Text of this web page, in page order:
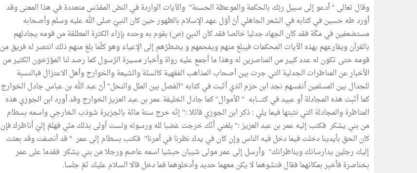
وقال تعالى " أدعو إلى سبيل ربّك بالحكمة والموعظة الحسنة" والآيات الواردة في النصّ المقدّس متعددة في هذا المعنى وقد
أورد طه حسين في كتابه في الشعر الجاهلي أنّ أوّل عهد الإسلام بالظهور حين كان النبيّ صلى الله عليه وسلم وأصحابه
مستضعفين في مكّة فقد كان الجهاد جدليا خالصا فقد كان النبيّ (ص) بقوم به وحده بإزاء الكثرة المطلقة من قومه يجادلهم
بالقرآن ويقارعهم بهذه الآيات المحكمات فيبلغ منهم ويفحمهم و يضطرّهم إلى الإعياء وهو كلّما بلغ منهم ذلك انتصر له فريق من
قومه حتى تكون له عدد كبير من المناصرين له وهذا ما أجمع عليه رواة وأخبار مسيرة الرّسول كما رصد لنا المؤرّخون الكثير من
الأخبار عن المناظرات الجدلية التي جرت بين أصحاب المذاهب الفقهية كالسنّة والشيعة والخوارج وأهل الاعتزال فبالنسبة
للجدال بين المسلمين أنفسهم نجد ابن حزم الذي أثبت في كتابه "الفصل بين الملل والنحل" أنّ عبد الله بن عباس جادل الخوارج
كما أثبت هذه المجادلة أو عبيد في كتـــــابه " الأموال" كما جادل الخليفة عمر بن عبد العزيز الخوارج وقد أورد ابن الجوزي هذه
المناظرة والمجادلة التي نثبتها فيما يلي : ذكر ابن الجوزي قائلا :" إنّه خرج سنة مائة بالجزيرة شوذب الخارجي واسمه بسطام
من بني يشكر فكتب إليه عمر بن عبد العزيز :" بلغني أنّك خرجت غضبا لله ورسوله ولست أولى بذلك منّي فهلمّ إليّ أناظرك فإن
كان الحق بأيدينا دخلت فيما دخل فيه الناس وإن كان في يدك نظرنا في أمرنا" فكتب بسطام إلى عمر " قد أنصفت وقد بعثت
إليك رجلين يدارسانك ويناظرانك" وأرسل إلى عمر مولى شيبان حبشيا اسمه عاصم ورجلا من بني يشكر فقدما على عمر
بخناصرة فأخبر بمكانهما فقال فتشوهما لا يكن معهما حديد وأدخلوهما فما دخل قالا السلام عليك ثمّ جلسا.